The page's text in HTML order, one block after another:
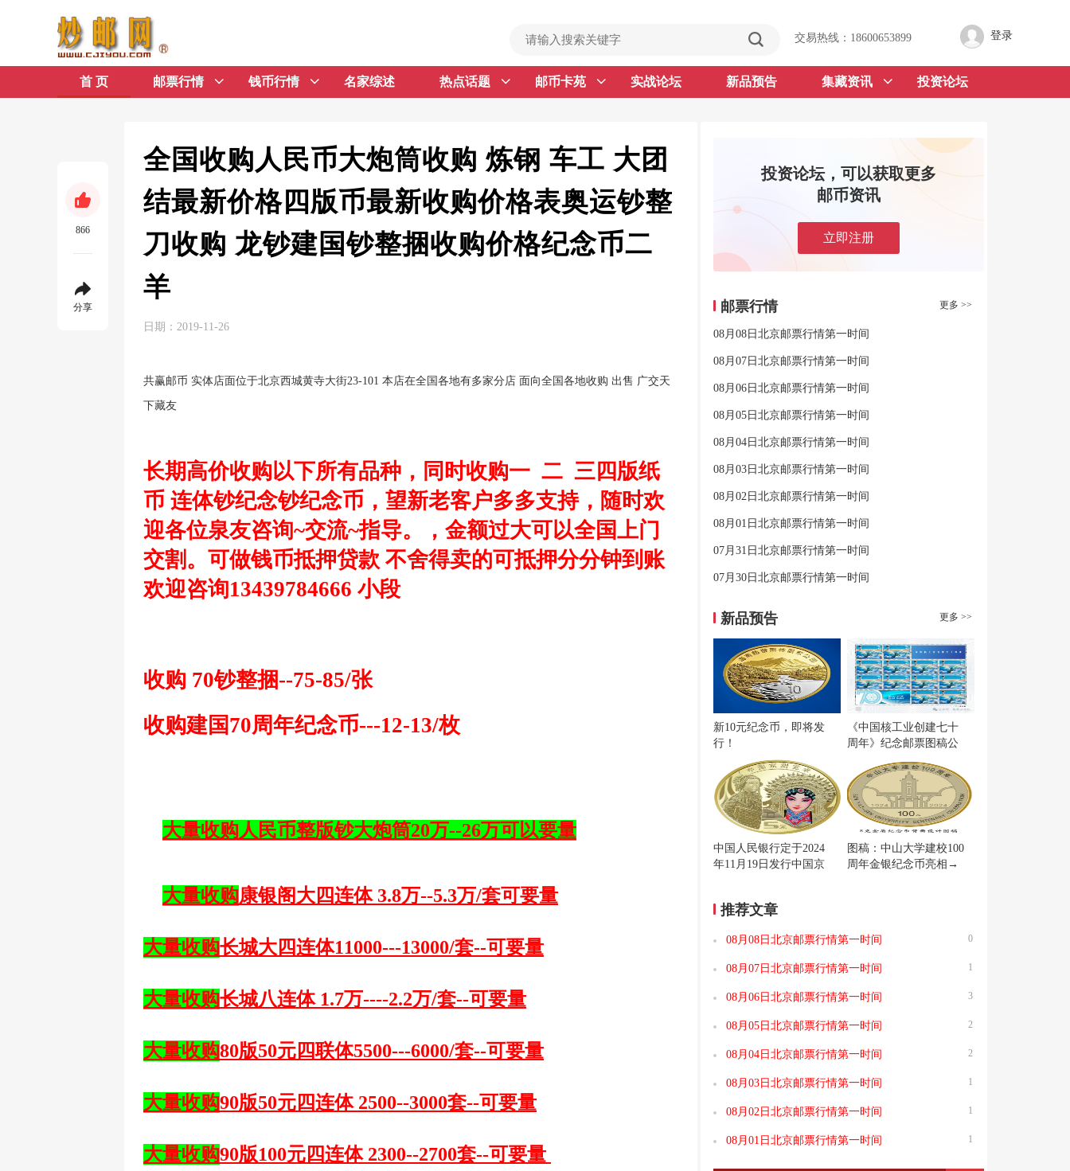
登录
交易热线：18600653899
首 页
钱币行情
热点话题
邮币卡苑
投资论坛
首 页 邮票行情 钱币行情 名家综述 热点话题 邮币卡苑 实战论坛 新品预告 集藏资讯 投资论坛
866
分享
全国收购人民币大炮筒收购 炼钢 车工 大团
结最新价格四版币最新收购价格表奥运钞整
刀收购 龙钞建国钞整捆收购价格纪念币二
羊
日期：2019-11-26
共赢邮币 实体店面位于北京西城黄寺大街23-101 本店在全国各地有多家分店 面向全国各地收购 出售 广交天
下藏友
长期高价收购以下所有品种，同时收购一 二 三四版纸
币 连体钞纪念钞纪念币，望新老客户多多支持，随时欢
迎各位泉友咨询~交流~指导。，金额过大可以全国上门
交割。 可做钱币抵押贷款 不舍得卖的可抵押分分钟到账
欢迎咨询13439784666 小段
收购 70钞整捆--75-85/张
收购建国70周年纪念币---12-13/枚
大量收购人民币整版钞大炮筒20万--26万可以要量
大量收购康银阁大四连体 3.8万--5.3万/套可要量
大量收购长城大四连体11000---13000/套--可要量
大量收购长城八连体 1.7万----2.2万/套--可要量
大量收购80版50元四联体5500---6000/套--可要量
大量收购90版50元四连体 2500--3000套--可要量
大量收购90版100元四连体 2300--2700套--可要量
投资论坛，可以获取更多
邮币资讯
立即注册
邮票行情 更多 >>
08月08日北京邮票行情第一时间
08月07日北京邮票行情第一时间
08月06日北京邮票行情第一时间
08月05日北京邮票行情第一时间
08月04日北京邮票行情第一时间
08月03日北京邮票行情第一时间
08月02日北京邮票行情第一时间
08月01日北京邮票行情第一时间
07月31日北京邮票行情第一时间
07月30日北京邮票行情第一时间
新品预告 更多 >>
新10元纪念币，即将发
行！
《中国核工业创建七十
周年》纪念邮票图稿公
中国人民银行定于2024
年11月19日发行中国京
图稿：中山大学建校100
周年金银纪念币亮相→
推荐文章
08月08日北京邮票行情第一时间 0
08月07日北京邮票行情第一时间 1
08月06日北京邮票行情第一时间 3
08月05日北京邮票行情第一时间 2
08月04日北京邮票行情第一时间 2
08月03日北京邮票行情第一时间 1
08月02日北京邮票行情第一时间 1
08月01日北京邮票行情第一时间 1